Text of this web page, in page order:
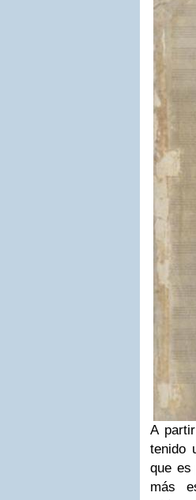
A
tenido
que es
más